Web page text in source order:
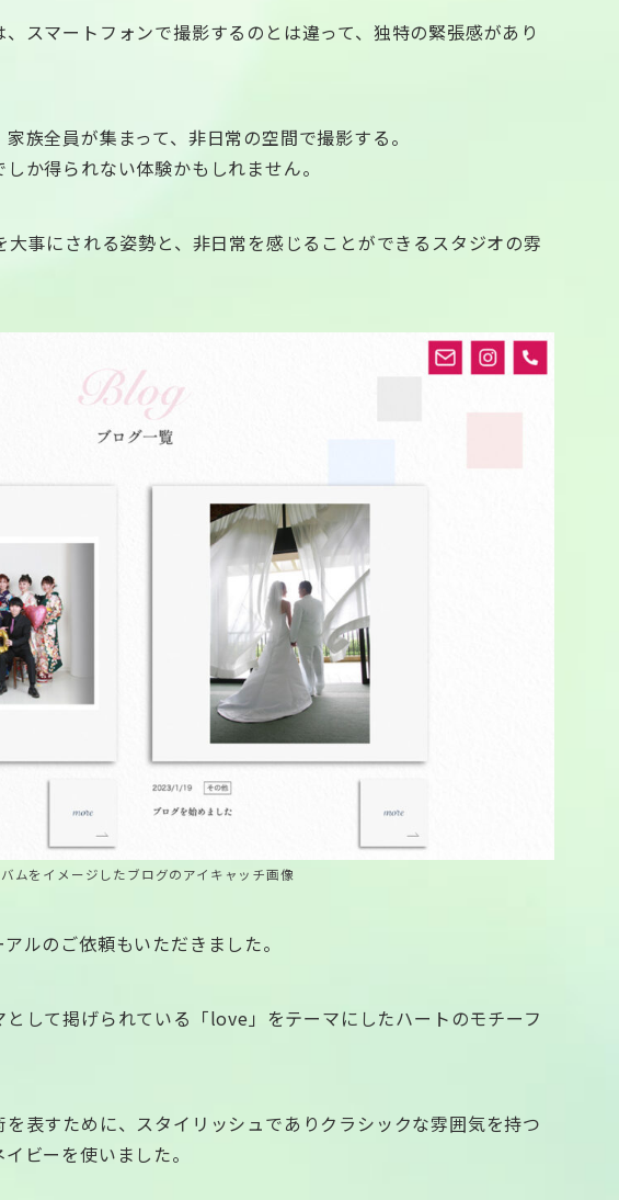
スマートフォンで撮影するのとは違って、独特の緊張感があり
族全員が集まって、非日常の空間で撮影する。
か得られない体験かもしれません。
事にされる姿勢と、非日常を感じることができるスタジオの雰
ムをイメージしたブログのアイキャッチ画像
ルのご依頼もいただきました。
して掲げられている「love」をテーマにしたハートのモチーフ
表すために、スタイリッシュでありクラシックな雰囲気を持つ
ビーを使いました。